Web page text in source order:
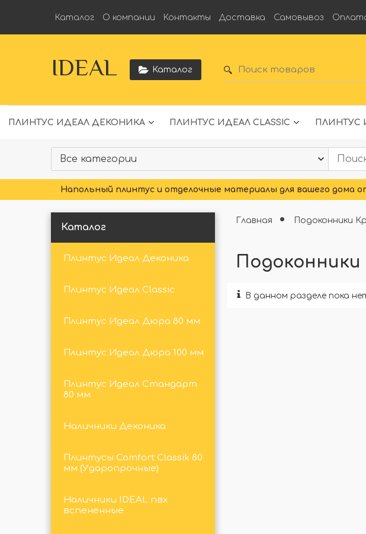
Каталог О компании Контакты Доставка Самовывоз
IDEAL Каталог
ПЛИНТУС ИДЕАЛ ДЕКОНИКА ПЛИНТУС ИДЕАЛ CLASSIC ПЛИНТУС
Напольный плинтус и отделочные материалы для вашего дома
Каталог
Плинтус Идеал Деконика
Плинтус Идеал Classic
Плинтус Идеал Дюра 80 мм
Плинтус Идеал Дюра 100 мм
Плинтус Идеал Стандарт
80 мм
Наличники Деконика
Плинтусы Comfort Classik 80
мм (Ударопрочные)
Наличники IDEAL пвх
вспененные
Главная Подоконники
Подоконники
В данном разделе пока